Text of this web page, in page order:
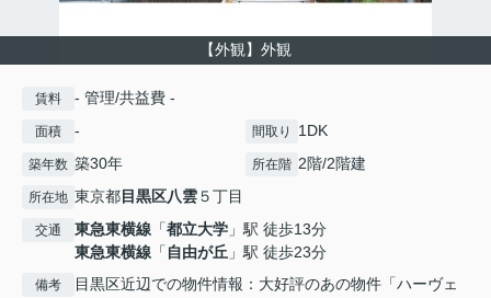
【外観】外観
賃料 - 管理/共益費 -
面積 - 間取り 1DK
築年数 築30年 所在階 2階/2階建
所在地 東京都目黒区八雲５丁目
交通 東急東横線 「都立大学 」駅 徒歩13分
東急東横線 「 自由が丘 」駅 徒歩23分
備考
目黒区近辺での物件情報：大好評のあの物件「ハーヴェ